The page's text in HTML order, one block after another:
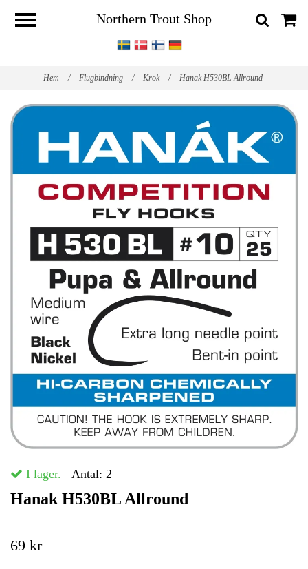
Northern Trout Shop
Hem / Flugbindning / Krok / Hanak H530BL Allround
I lager. Antal: 2
Hanak H530BL Allround
69 kr